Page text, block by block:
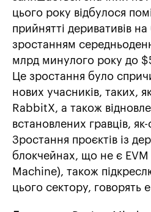
цього року відбулося
прийнятті деривативів на
зростанням
млрд минулого року до
Це зростання було
нових учасників, таких,
RabbitX, а також
встановлених гравців,
Зростання проєктів із
блокчейнах, що не є
Machine), також
цього сектору, говорять